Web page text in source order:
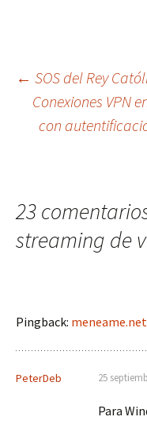
de
← SOS del Rey
Conexiones VPN
con
23
streaming de
Pingback: meneame.net
PeterDeb 25
Para